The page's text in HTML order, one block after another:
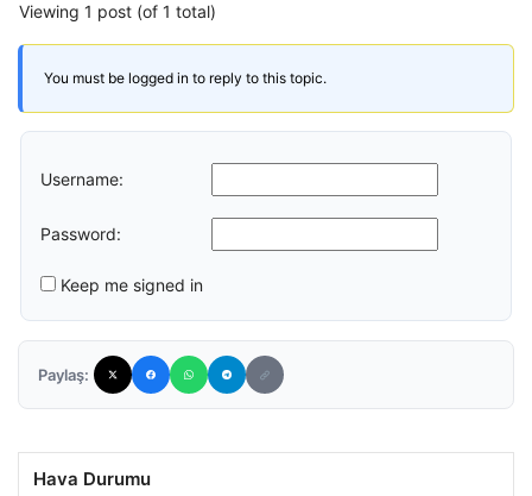
Viewing 1 post (of 1 total)
You must be logged in to reply to this topic.
Username:
Password:
Keep me signed in
Paylaş:
Hava Durumu